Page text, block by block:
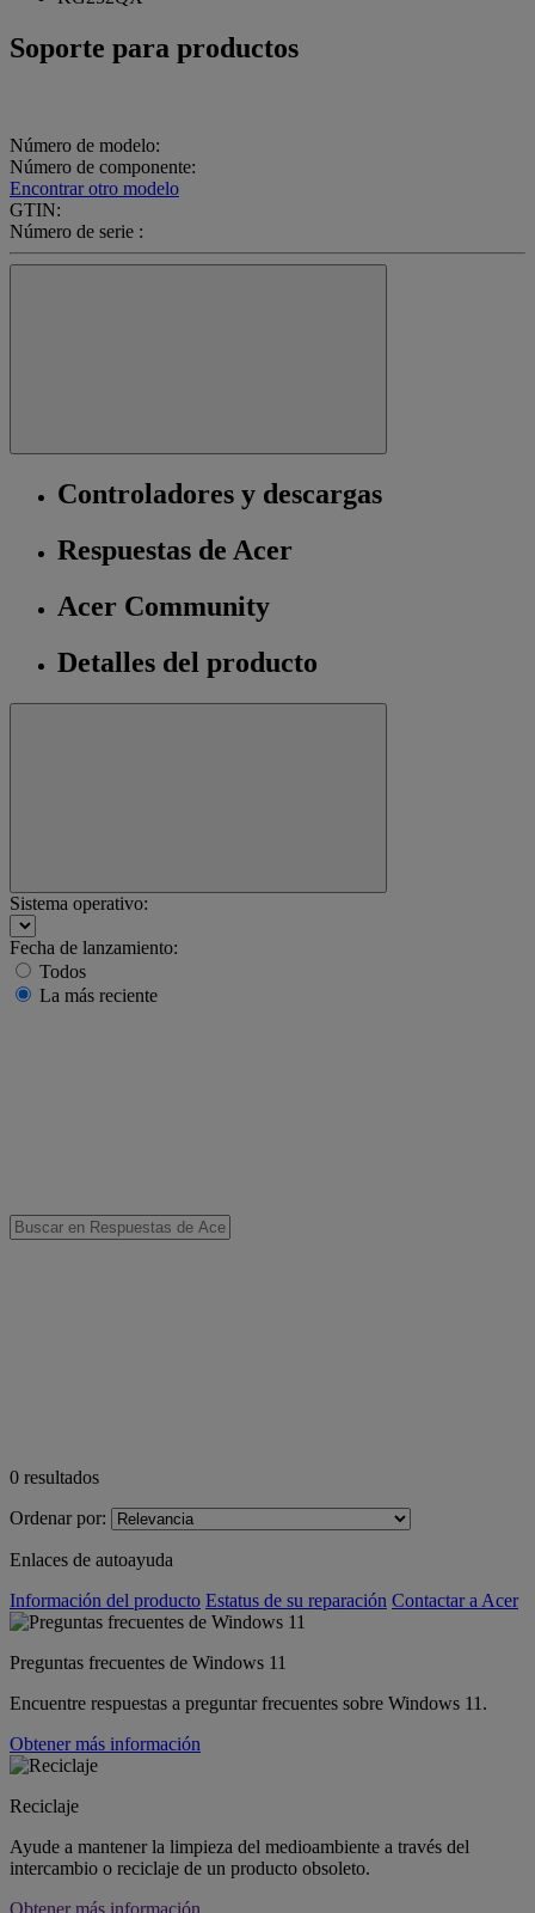
Soporte para productos
Número de modelo:
Número de componente:
Encontrar otro modelo
GTIN:
Número de serie :
Controladores y descargas
Respuestas de Acer
Acer Community
Detalles del producto
Sistema operativo:
Fecha de lanzamiento:
Todos
La más reciente
0 resultados
Ordenar por:
Enlaces de autoayuda
Información del producto Estatus de su reparación Contactar a Acer
Preguntas frecuentes de Windows 11
Encuentre respuestas a preguntar frecuentes sobre Windows 11.
Obtener más información
Reciclaje
Ayude a mantener la limpieza del medioambiente a través del
intercambio o reciclaje de un producto obsoleto.
Obtener más información